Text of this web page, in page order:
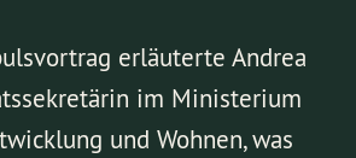
erläuterte Andrea
im Ministerium
und Wohnen, was